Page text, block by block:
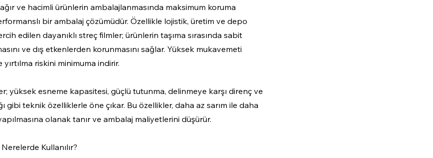
ve hacimli ürünlerin ambalajlanmasında maksimum koruma
bir ambalaj çözümüdür. Özellikle lojistik, üretim ve depo
edilen dayanıklı streç filmler; ürünlerin taşıma sırasında sabit
ve dış etkenlerden korunmasını sağlar. Yüksek mukavemeti
riskini minimuma indirir.
yüksek esneme kapasitesi, güçlü tutunma, delinmeye karşı direnç ve
gibi teknik özelliklerle öne çıkar. Bu özellikler, daha az sarım ile daha
olanak tanır ve ambalaj maliyetlerini düşürür.
Kullanılır?